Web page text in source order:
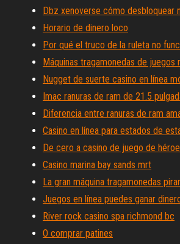
Dbz xenoverse cómo desbloquear
Horario de dinero loco
Por qué el truco de la ruleta no
Máquinas tragamonedas de juegos
Nugget de suerte casino en línea
Imac ranuras de ram de 21.5
Diferencia entre ranuras de ram
Casino en línea para estados de
De cero a casino de juego de héroe
Casino marina bay sands mrt
La gran máquina tragamonedas
Juegos en línea puedes ganar
River rock casino spa richmond bc
O comprar patines